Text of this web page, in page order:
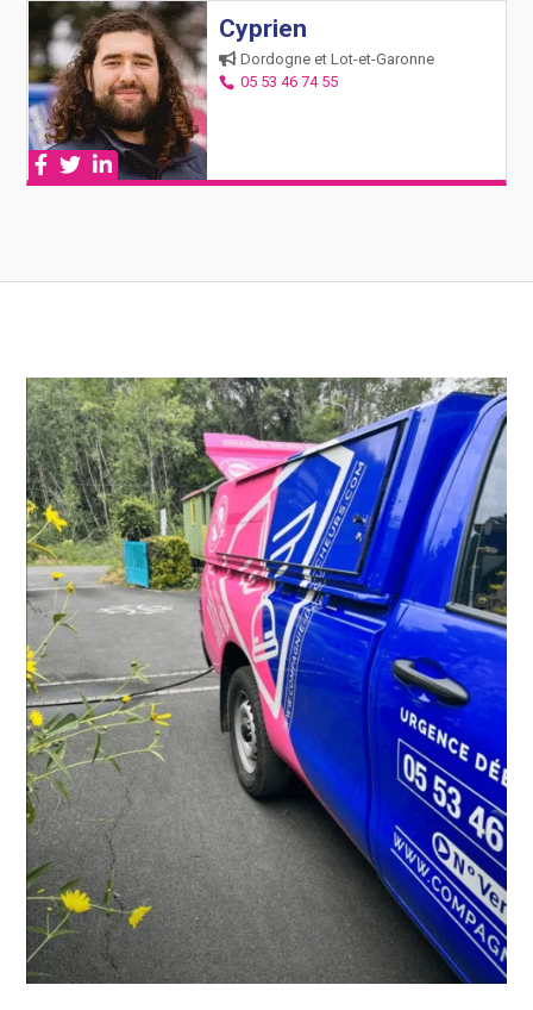
Cyprien
Dordogne et Lot-et-Garonne
05 53 46 74 55